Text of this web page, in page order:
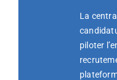
La
piloter